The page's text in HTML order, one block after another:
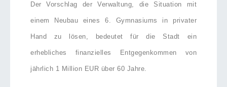
Der Vorschlag der Verwaltung, die Situation mit
einem Neubau eines 6. Gymnasiums in privater
Hand zu lösen, bedeutet für die Stadt ein
erhebliches finanzielles Entgegenkommen von
jährlich 1 Million EUR über 60 Jahre.